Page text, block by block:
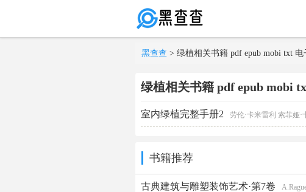
黑查查 > 绿植相关书籍 pdf epub mobi txt 电
绿植相关书籍 pdf epub mobi
室内绿植完整手册2 劳伦·卡米雷利 索菲娅·
书籍推荐
古典建筑与雕塑装饰艺术·第7卷